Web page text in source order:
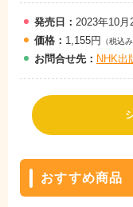
発売日： 2023年10月
価格： 1,155円 （税込み
お問合せ先： NHK出
おすすめ商品